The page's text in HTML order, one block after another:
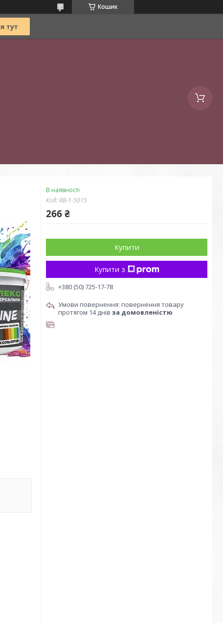
Кошик
В наявності
Код:RB-1-5015
266 ₴
Купити
Купити з
+380 (50) 725-17-78
повернення товару
протягом 14 днів за домовленістю